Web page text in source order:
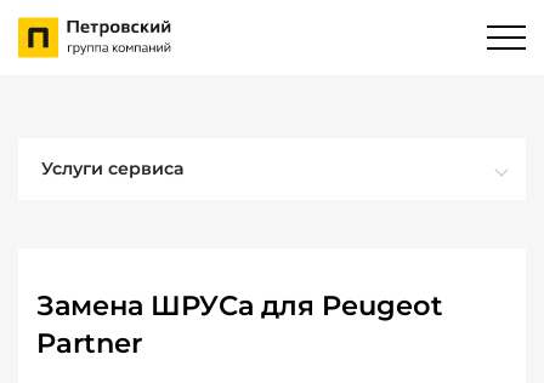
Услуги сервиса
Замена ШРУСа для Peugeot
Partner